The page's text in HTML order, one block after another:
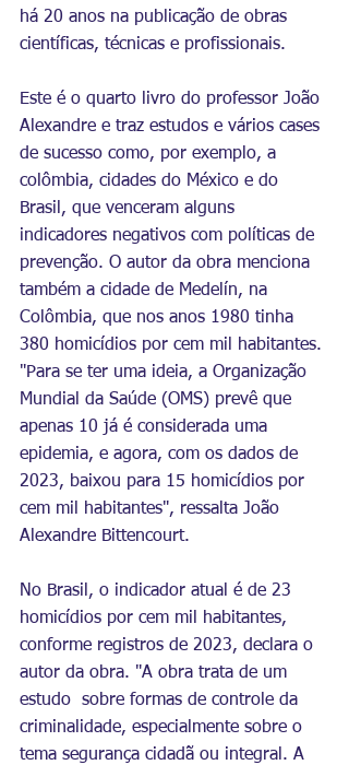
há 20 anos na publicação de obras
científicas, técnicas e profissionais.
Este é o quarto livro do professor João
Alexandre e traz estudos e vários cases
de sucesso como, por exemplo, a
colômbia, cidades do México e do
Brasil, que venceram alguns
indicadores negativos com políticas de
prevenção. O autor da obra menciona
também a cidade de Medelín, na
Colômbia, que nos anos 1980 tinha
380 homicídios por cem mil habitantes.
"Para se ter uma ideia, a Organização
Mundial da Saúde (OMS) prevê que
apenas 10 já é considerada uma
epidemia, e agora, com os dados de
2023, baixou para 15 homicídios por
cem mil habitantes", ressalta João
Alexandre Bittencourt.
No Brasil, o indicador atual é de 23
homicídios por cem mil habitantes,
conforme registros de 2023, declara o
autor da obra. "A obra trata de um
estudo  sobre formas de controle da
criminalidade, especialmente sobre o
tema segurança cidadã ou integral. A